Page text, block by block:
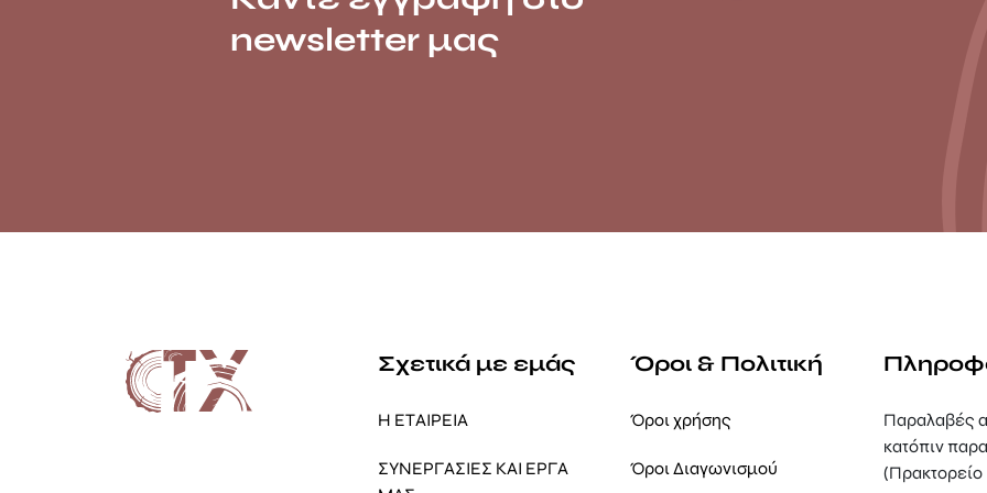
newsletter μας
Σχετικά με εμάς
Η ΕΤΑΙΡΕΙΑ
ΣΥΝΕΡΓΑΣΙΕΣ ΚΑΙ ΕΡΓΑ
Όροι & Πολιτική
Όροι χρήσης
Όροι Διαγωνισμού
Παραλαβές
κατόπιν